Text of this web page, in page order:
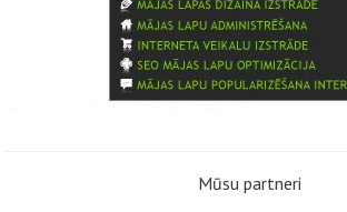
Mūsu partneri